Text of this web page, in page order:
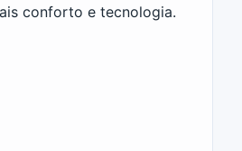
conforto e tecnologia.